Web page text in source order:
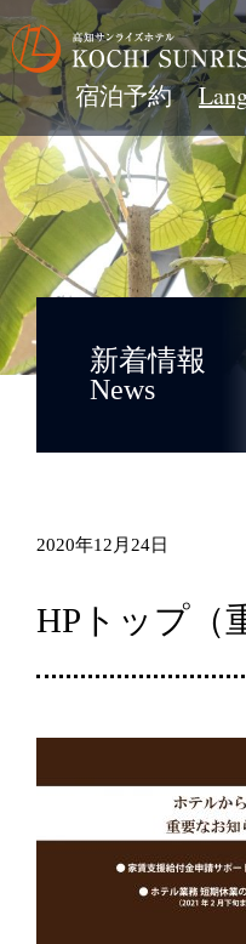
宿泊予約
新着情報
News
2020年12月24日
HPトップ（